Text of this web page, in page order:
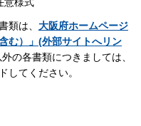
意様式
類は、 大阪府ホームページ
む）」(外部サイトへリン
の各書類につきましては、
してください。